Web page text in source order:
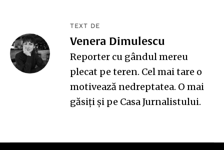
TEXT DE
Venera Dimulescu
Reporter cu gândul mereu
plecat pe teren. Cel mai tare o
motivează nedreptatea. O mai
găsiți și pe Casa Jurnalistului.